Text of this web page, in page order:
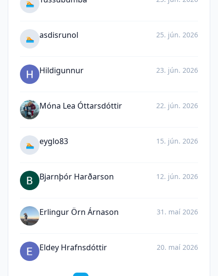
🏊
🏊 asdisrunol 25. jún. 2026
Hildigunnur 23. jún. 2026
Móna Lea Óttarsdóttir 22. jún. 2026
🏊 eyglo83 15. jún. 2026
Bjarnþór Harðarson 12. jún. 2026
Erlingur Örn Árnason 31. maí 2026
Eldey Hrafnsdóttir 20. maí 2026